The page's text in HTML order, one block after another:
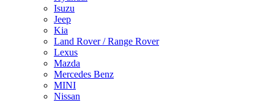
Isuzu
Jeep
Kia
Land Rover / Range Rover
Lexus
Mazda
Mercedes Benz
MINI
Nissan